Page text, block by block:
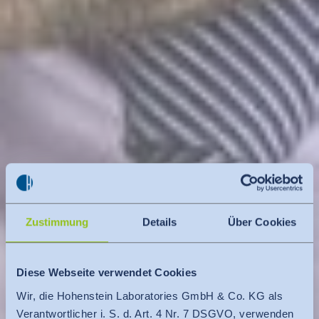
Zustimmung Details Über Cookies
Diese Webseite verwendet Cookies
Wir, die Hohenstein Laboratories GmbH & Co. KG als
Verantwortlicher i. S. d. Art. 4 Nr. 7 DSGVO, verwenden